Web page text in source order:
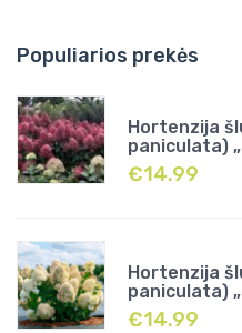
Populiarios prekės
Hortenzija
paniculata)
€14.99
Hortenzija
paniculata)
€14.99